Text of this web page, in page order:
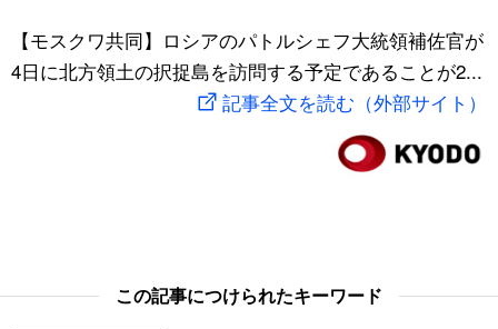
文化
動画/Live
スポーツ・東京2020
【モスクワ共同】ロシアのパトルシェフ大統領補佐官が
4日に北方領土の択捉島を訪問する予定であることが2...
記事全文を読む（外部サイト）
この記事につけられたキーワード